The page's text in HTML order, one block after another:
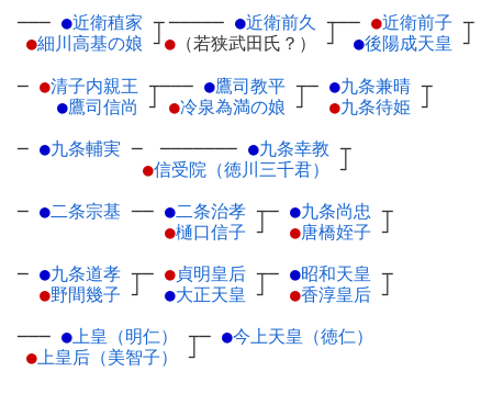
─── ●近衛稙家 ┬
●細川高基の娘 ┘
───── ●近衛前久 ┬
● （若狭武田氏？） ┘
── ●近衛前子 ┬
●後陽成天皇 ┘
─ ●清子内親王 ┬
●鷹司信尚 ┘
─── ●鷹司教平 ┬
●冷泉為満の娘 ┘
─ ●九条兼晴 ┬
●九条待姫 ┘
─ ●九条輔実 ─ ─────── ●九条幸教 ┬
●信受院（徳川三千君） ┘
─ ●二条宗基 ── ●二条治孝 ┬
●樋口信子 ┘
─ ●九条尚忠 ┬
●唐橋姪子 ┘
─ ●九条道孝 ┬
●野間幾子 ┘
─ ●貞明皇后 ┬
●大正天皇 ┘
─ ●昭和天皇 ┬
●香淳皇后 ┘
─── ●上皇（明仁）
┬
●上皇后（美智子） ┘
─ ●今上天皇（徳仁）